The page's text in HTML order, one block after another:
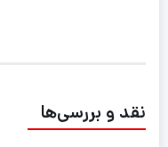
نقد و بررسی‌ها